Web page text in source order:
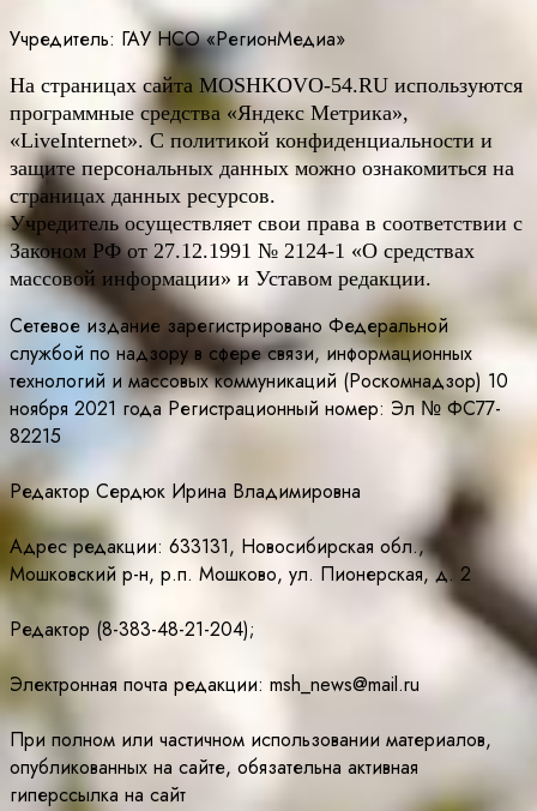
Учредитель: ГАУ НСО «РегионМедиа»
На страницах сайта MOSHKOVO-54.RU используются
программные средства «Яндекс Метрика»,
«LiveInternet». С политикой конфиденциальности и
защите персональных данных можно ознакомиться на
страницах данных ресурсов.
Учредитель осуществляет свои права в соответствии с
Законом РФ от 27.12.1991 № 2124-1 «О средствах
массовой информации» и Уставом редакции.
Сетевое издание зарегистрировано Федеральной
службой по надзору в сфере связи, информационных
технологий и массовых коммуникаций (Роскомнадзор) 10
ноября 2021 года Регистрационный номер: Эл № ФС77-
82215
Редактор Сердюк Ирина Владимировна
Адрес редакции: 633131, Новосибирская обл.,
Мошковский р-н, р.п. Мошково, ул. Пионерская, д. 2
Редактор (8-383-48-21-204);
Электронная почта редакции: msh_news@mail.ru
При полном или частичном использовании материалов,
опубликованных на сайте, обязательна активная
гиперссылка на сайт